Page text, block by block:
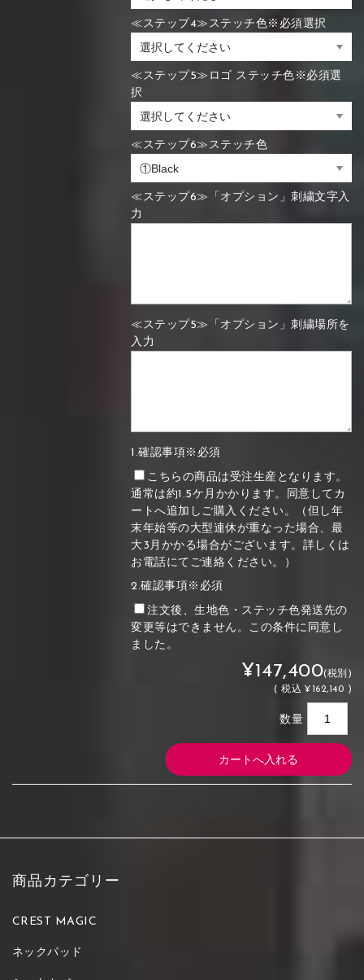
≪ステップ4≫ステッチ色※必須選択
≪ステップ5≫ロゴ ステッチ色※必須選
択
≪ステップ6≫ステッチ色
≪ステップ6≫「オプション」刺繍文字入
力
≪ステップ5≫「オプション」刺繍場所を
入力
1.確認事項※必須
こちらの商品は受注生産となります。
通常は約1.5ケ月かかります。同意してカ
ートへ追加しご購入ください。（但し年
末年始等の大型連休が重なった場合、最
大3月かかる場合がございます。詳しくは
お電話にてご連絡ください。）
2.確認事項※必須
注文後、生地色・ステッチ色発送先の
変更等はできません。この条件に同意し
ました。
¥147,400(税別)
(税込 ¥162,140 )
数量
商品カテゴリー
CREST MAGIC
ネックパッド